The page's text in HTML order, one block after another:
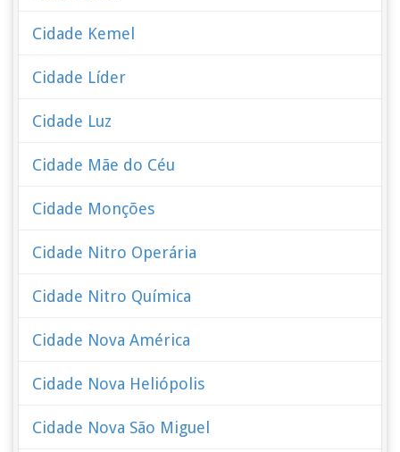
Cidade Kemel
Cidade Líder
Cidade Luz
Cidade Mãe do Céu
Cidade Monções
Cidade Nitro Operária
Cidade Nitro Química
Cidade Nova América
Cidade Nova Heliópolis
Cidade Nova São Miguel